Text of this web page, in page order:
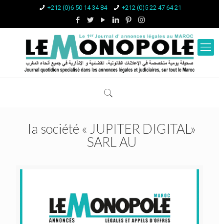
+212 (0)6 50 14 34 84 +212 (0)5 22 47 64 21
la société « JUPITER DIGITAL»
SARL AU